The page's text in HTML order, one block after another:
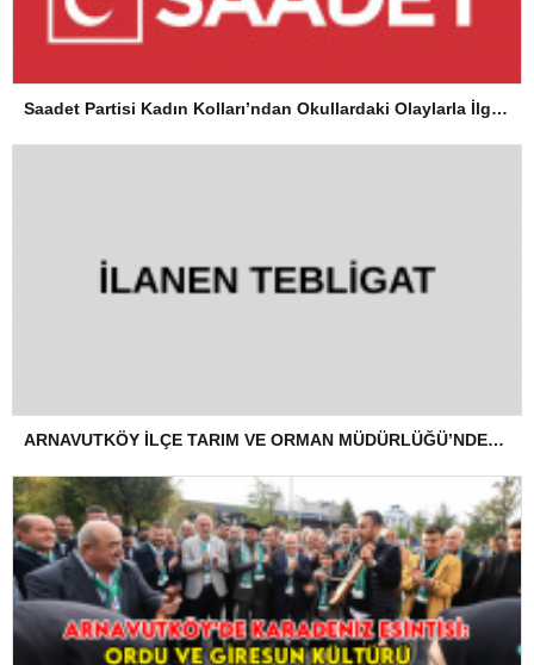
Saadet Partisi Kadın Kolları’ndan Okullardaki Olaylarla İlgili Basın Açıklaması
ARNAVUTKÖY İLÇE TARIM VE ORMAN MÜDÜRLÜĞÜ’NDEN İLANEN TEBLİGAT